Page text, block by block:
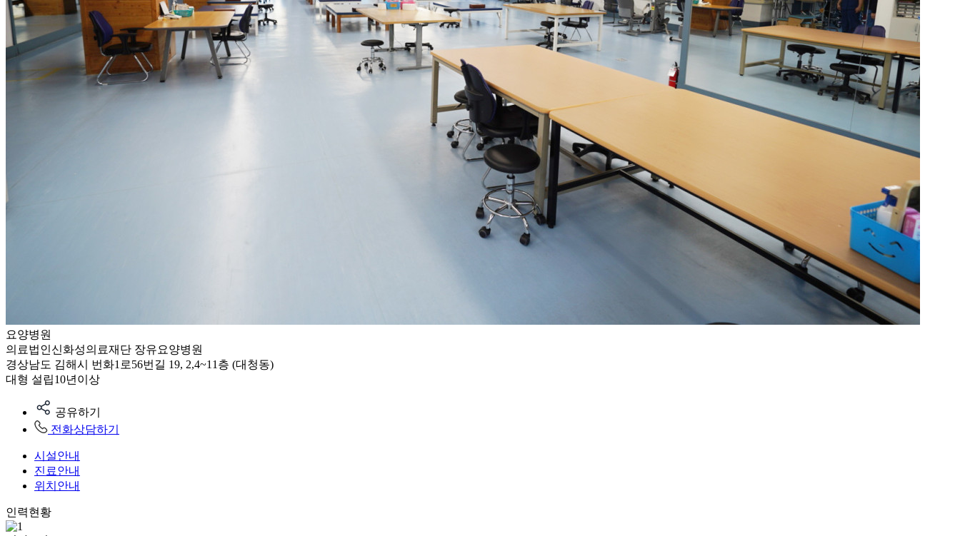
요양병원
의료법인신화성의료재단 장유요양병원
경상남도 김해시 번화1로56번길 19, 2,4~11층 (대청동)
대형 설립10년이상
공유하기
전화상담하기
시설안내
진료안내
위치안내
인력현황